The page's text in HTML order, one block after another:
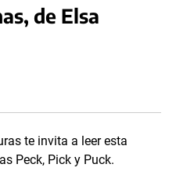
de Elsa
te invita a leer esta
Peck, Pick y Puck.